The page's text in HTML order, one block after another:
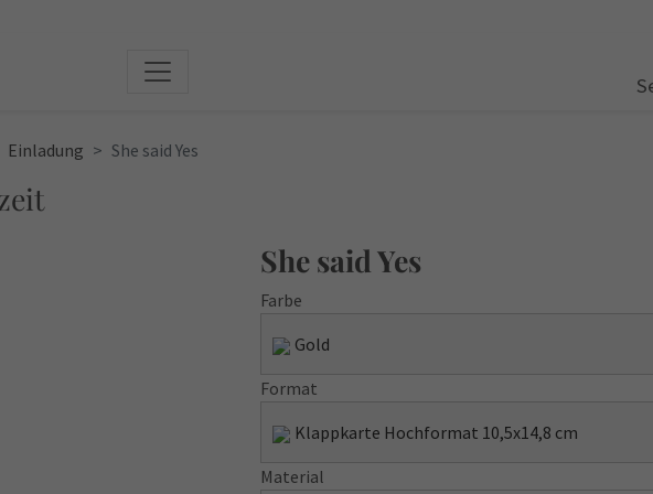
Einladung She said Yes
She said Yes
Farbe
Gold
Format
Klappkarte Hochformat 10,5x14,8 cm
Material